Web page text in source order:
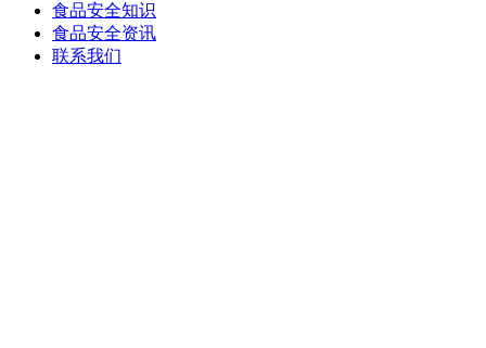
食品安全知识
食品安全资讯
联系我们